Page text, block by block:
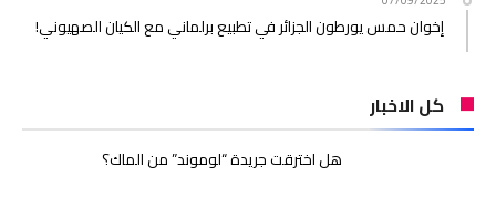
إخوان حمس يورطون الجزائر في تطبيع برلماني مع الكيان الصهيوني!
كل الاخبار
هل اخترقت جريدة “لوموند” من الماك؟